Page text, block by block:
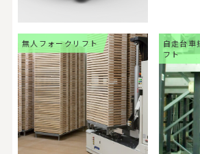
無人フォークリフト
自走台車
フト